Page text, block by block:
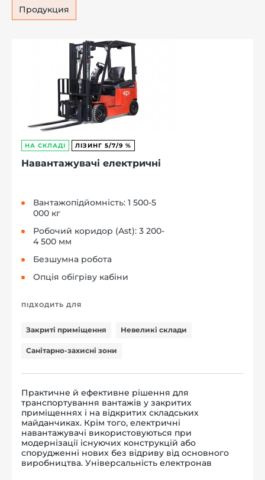
Продукция
НА СКЛАДІ ЛІЗИНГ 5/7/9 %
Навантажувачі електричні
Вантажопідйомність: 1 500-5
000 кг
Робочий коридор (Ast): 3 200-
4 500 мм
Безшумна робота
Опція обігріву кабіни
ПІДХОДИТЬ ДЛЯ
Закриті приміщення Невеликі склади
Санітарно-захисні зони
Практичне й ефективне рішення для
транспортування вантажів у закритих
приміщеннях і на відкритих складських
майданчиках. Крім того, електричні
навантажувачі використовуються при
модернізації існуючих конструкцій або
спорудженні нових без відриву від основного
виробництва. Універсальність електронав